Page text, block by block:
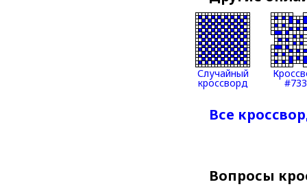
Случайный
кроссворд
Все
Вопросы